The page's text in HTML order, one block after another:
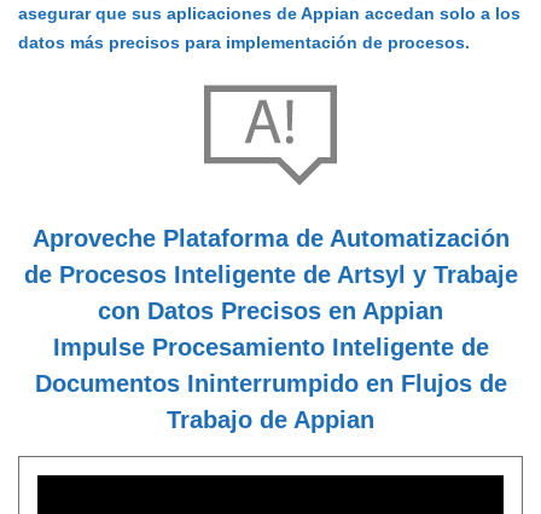
asegurar que sus aplicaciones de Appian accedan solo a los
datos más precisos para implementación de procesos.
Aproveche Plataforma de Automatización
de Procesos Inteligente de Artsyl y Trabaje
con Datos Precisos en Appian
Impulse Procesamiento Inteligente de
Documentos Ininterrumpido en Flujos de
Trabajo de Appian